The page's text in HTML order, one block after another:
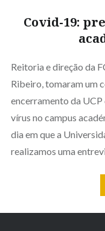
Covid-19:
Reitoria e direção da
Ribeiro, tomaram um
encerramento da
vírus no campus
dia em que a
realizamos uma